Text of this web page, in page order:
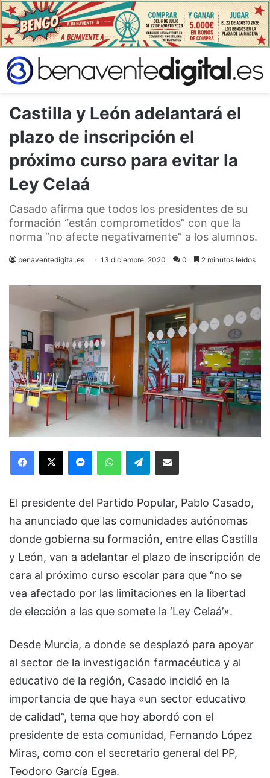
Castilla y León adelantará el
plazo de inscripción el
próximo curso para evitar la
Ley Celaá
Casado afirma que todos los presidentes de su
formación “están comprometidos” con que la
norma “no afecte negativamente” a los alumnos.
benaventedigital.es 13 diciembre, 2020 0 2 minutos leídos
Facebook
X MessengerWhatsAppTelegramCompartir via Email
El presidente del Partido Popular, Pablo Casado,
ha anunciado que las comunidades autónomas
donde gobierna su formación, entre ellas Castilla
y León, van a adelantar el plazo de inscripción de
cara al próximo curso escolar para que “no se
vea afectado por las limitaciones en la libertad
de elección a las que somete la ‘Ley Celaá’».
Desde Murcia, a donde se desplazó para apoyar
al sector de la investigación farmacéutica y al
educativo de la región, Casado incidió en la
importancia de que haya «un sector educativo
de calidad”, tema que hoy abordó con el
presidente de esta comunidad, Fernando López
Miras, como con el secretario general del PP,
Teodoro García Egea.